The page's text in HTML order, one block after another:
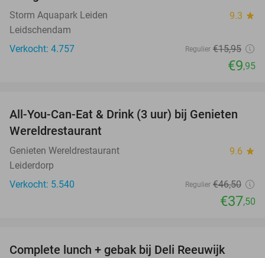
Storm Aquapark Leiden 9.3 star
Leidschendam
Verkocht: 4.757
Regulier €15,95
€9,95
19%
All-You-Can-Eat & Drink (3 uur) bij Genieten
Wereldrestaurant
Genieten Wereldrestaurant 9.6 star
Leiderdorp
Verkocht: 5.540
Regulier €46,50
€37,50
Complete lunch + gebak bij Deli Reeuwijk